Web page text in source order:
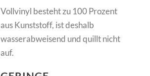
Vollvinyl besteht zu 100 Prozent
aus Kunststoff, ist deshalb
wasserabweisend und quillt nicht
auf.